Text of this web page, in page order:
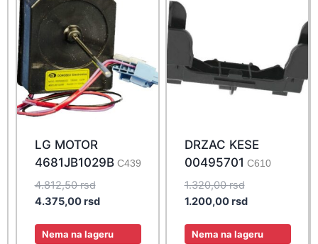
LG MOTOR
4681JB1029BC439
4.812,50rsdOriginal
price
4.812,50 rsd.
4.375,00rsdCurrent
is:
Nema na lageru
DRZAC KESE
00495701 C610
1.320,00rsdOriginal
price
1.320,00 rsd.
1.200,00rsdCurrent
is:
Nema na lageru